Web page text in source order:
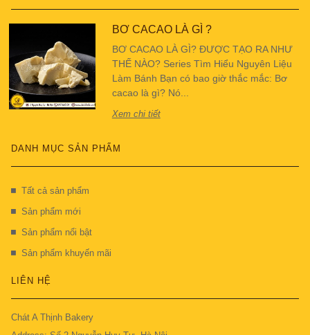
BƠ CACAO LÀ GÌ ?
BƠ CACAO LÀ GÌ? ĐƯỢC TẠO RA NHƯ
THẾ NÀO? Series Tìm Hiểu Nguyên Liệu
Làm Bánh Bạn có bao giờ thắc mắc: Bơ
cacao là gì? Nó...
Xem chi tiết
DANH MỤC SẢN PHẨM
Tất cả sản phẩm
Sản phẩm mới
Sản phẩm nổi bật
Sản phẩm khuyến mãi
LIÊN HỆ
Chát A Thịnh Bakery